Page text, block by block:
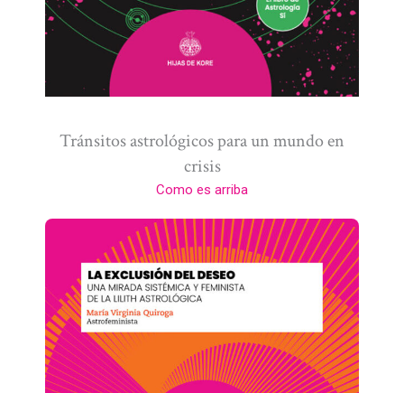
Tránsitos astrológicos para un mundo en
crisis
Como es arriba